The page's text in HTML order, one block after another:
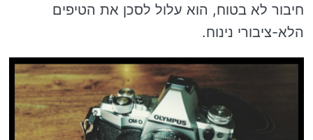
חיבור לא בטוח, הוא עלול לסכן את הטיפים
הלא-ציבורי נינוח.